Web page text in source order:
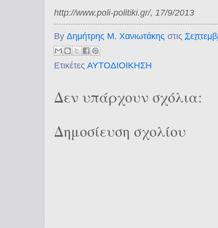
http://www.poli-politiki.gr/, 17/9/2013
By Δημήτρης Μ. Χανιωτάκης στις
Ετικέτες ΑΥΤΟΔΙΟΙΚΗΣΗ
Δεν υπάρχουν σχόλια:
Δημοσίευση σχολίου